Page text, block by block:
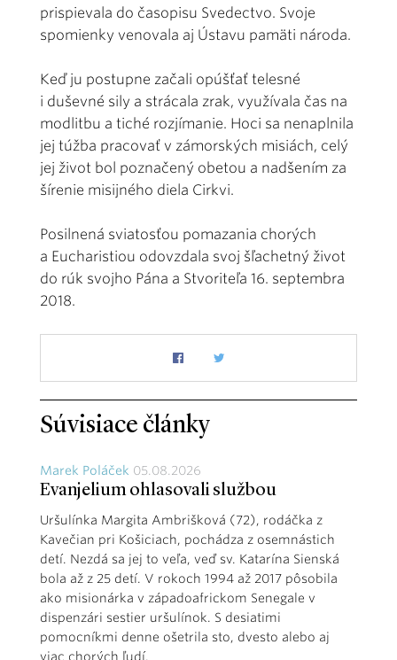
prispievala do časopisu Svedectvo. Svoje
spomienky venovala aj Ústavu pamäti národa.
Keď ju postupne začali opúšťať telesné
i duševné sily a strácala zrak, využívala čas na
modlitbu a tiché rozjímanie. Hoci sa nenaplnila
jej túžba pracovať v zámorských misiách, celý
jej život bol poznačený obetou a nadšením za
šírenie misijného diela Cirkvi.
Posilnená sviatosťou pomazania chorých
a Eucharistiou odovzdala svoj šľachetný život
do rúk svojho Pána a Stvoriteľa 16. septembra
2018.
Súvisiace články
Marek Poláček 05.08.2026
Evanjelium ohlasovali službou
Uršulínka Margita Ambrišková (72), rodáčka z
Kavečian pri Košiciach, pochádza z osemnástich
detí. Nezdá sa jej to veľa, veď sv. Katarína Sienská
bola až z 25 detí. V rokoch 1994 až 2017 pôsobila
ako misionárka v západoafrickom Senegale v
dispenzári sestier uršulínok. S desiatimi
pomocníkmi denne ošetrila sto, dvesto alebo aj
viac chorých ľudí.